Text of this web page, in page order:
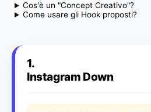
Cos'è un "Concept Creativo"?
Come usare gli Hook proposti?
1.
Instagram Down